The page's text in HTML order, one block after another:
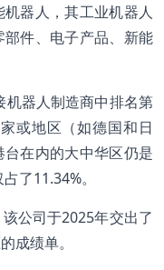
器人，其工业机器人
件、电子产品、新能
器人制造商中排名第
或地区（如德国和日
在内的大中华区仍是
了11.34%。
公司于2025年交出了
成绩单。